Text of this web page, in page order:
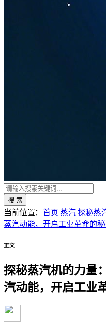
搜 索
当前位置： 首页 蒸汽 探秘蒸
蒸汽动能，开启工业革命的秘
正文
探秘蒸汽机的力量
汽动能，开启工业